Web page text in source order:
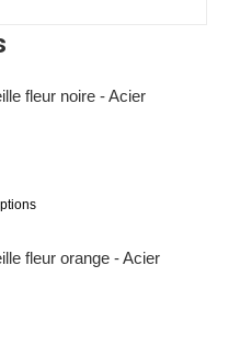
fleur noire - Acier
fleur orange - Acier